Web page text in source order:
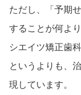
ただし、「予期
することが何よ
シエイツ矯正歯
というよりも、
現しています。